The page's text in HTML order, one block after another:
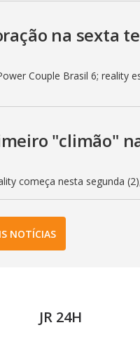
na sexta
Couple Brasil 6; reality
"climão"
começa nesta segunda
NOTÍCIAS
JR 24H